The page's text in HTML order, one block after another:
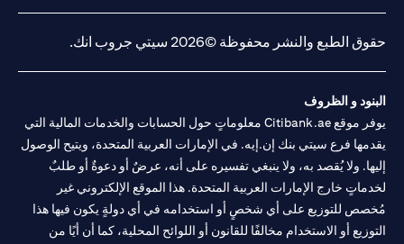
حقوق الطبع والنشر محفوظة ©2026 سيتي جروب انك.
البنود و الظروف
يوفر موقع Citibank.ae معلوماتٍ حول الحسابات والخدمات المالية التي
يقدمها فرع سيتي بنك إن.إيه. في الإمارات العربية المتحدة، ويتيح الوصول
إليها. ولا يُقصد به، ولا ينبغي تفسيره على أنه، عرضٌ أو دعوةٌ أو طلبٌ
لخدماتٍ خارج الإمارات العربية المتحدة. هذا الموقع الإلكتروني غير
مُخصص للتوزيع على أي شخصٍ أو استخدامه في أي دولةٍ يكون فيها هذا
التوزيع أو الاستخدام مخالفًا للقانون أو اللوائح المحلية، كما أن أيًا من